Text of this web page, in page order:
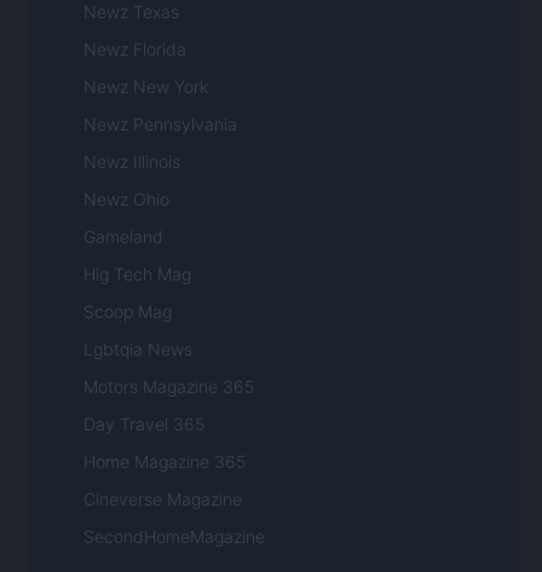
Newz Texas
Newz Florida
Newz New York
Newz Pennsylvania
Newz Illinois
Newz Ohio
Gameland
Hig Tech Mag
Scoop Mag
Lgbtqia News
Motors Magazine 365
Day Travel 365
Home Magazine 365
Cineverse Magazine
SecondHomeMagazine